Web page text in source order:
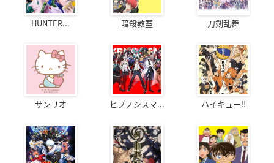
HUNTER... 暗殺教室 刀剣乱舞
サンリオ ヒプノシスマ... ハイキュー!!